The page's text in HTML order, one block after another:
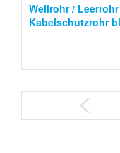
Wellrohr /
Kabelschutzrohr